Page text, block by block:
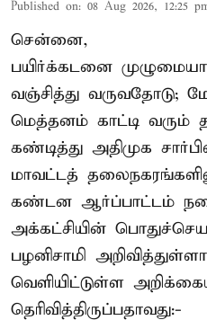
Published on: 08 Aug 2026, 12:25
சென்னை,
பயிர்க்கடனை
வஞ்சித்து வருவதோடு;
மெத்தனம் காட்டி வரும்
கண்டித்து அதிமுக
மாவட்டத்
கண்டன ஆர்ப்பாட்டம்
அக்கட்சியின்
பழனிசாமி
வெளியிட்டுள்ள
தெரிவித்திருப்பதாவது:-